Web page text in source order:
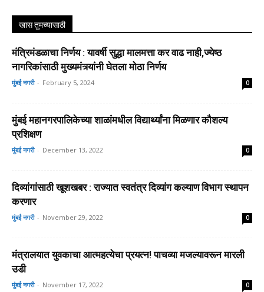
खास तुमच्यासाठी
मंत्रिमंडळाचा निर्णय : यावर्षी सुद्धा मालमत्ता कर वाढ नाही,ज्येष्ठ
नागरिकांसाठी मुख्यमंत्र्यांनी घेतला मोठा निर्णय
मुंबई नगरी - February 5, 2024 0
मुंबई महानगरपालिकेच्या शाळांमधील विद्यार्थ्यांना मिळणार कौशल्य
प्रशिक्षण
मुंबई नगरी - December 13, 2022 0
दिव्यांगांसाठी खूशखबर : राज्यात स्वतंत्र दिव्यांग कल्याण विभाग स्थापन
करणार
मुंबई नगरी - November 29, 2022 0
मंत्रालयात युवकाचा आत्महत्येचा प्रयत्न! पाचव्या मजल्यावरून मारली
उडी
मुंबई नगरी - November 17, 2022 0